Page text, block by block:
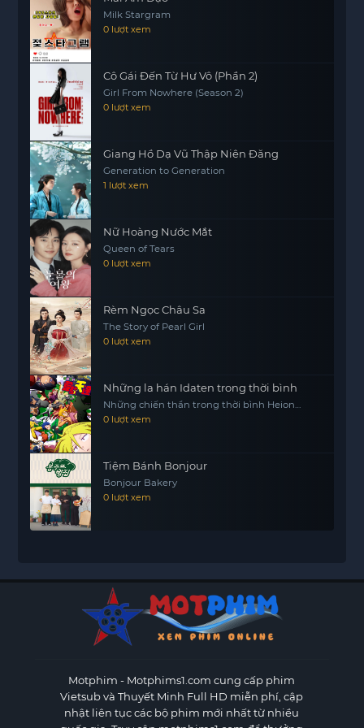
“The Gaze” là một hành trình khám phá bản thân
và tình yêu qua những thử thách trong cuộc sống.
Khi Zhai Qiuyu và Li Youen vượt qua những rào
cản ban đầu, họ không chỉ tìmhttps://mot phim
thấy sự an toàn trong tình yêu mà còn khám phá
ra bản thân họ một cách sâu sắc hơn. Họ nhận ra
rằng, đôi khi, việc chấp nhận người khác cũng
chính là chấp nhận chính mình.
Milk Stargram
0 lượt xem
Cô Gái Đến Từ Hư Vô (Phần 2)
Girl From Nowhere (Season 2)
0 lượt xem
Giang Hồ Dạ Vũ Thập Niên Đăng
Generation to Generation
1 lượt xem
Nữ Hoàng Nước Mắt
Queen of Tears
0 lượt xem
Rèm Ngọc Châu Sa
The Story of Pearl Girl
0 lượt xem
Những la hán Idaten trong thời bình
Những chiến thần trong thời bình Heion
Sedai no Idaten-tachi
0 lượt xem
Tiệm Bánh Bonjour
Bonjour Bakery
0 lượt xem
Motphim - Motphims1.com cung cấp phim
Vietsub và Thuyết Minh Full HD miễn phí, cập
nhật liên tục các bộ phim mới nhất từ nhiều